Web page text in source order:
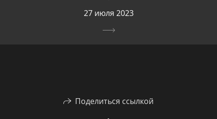
27 июля 2023
Поделиться ссылкой